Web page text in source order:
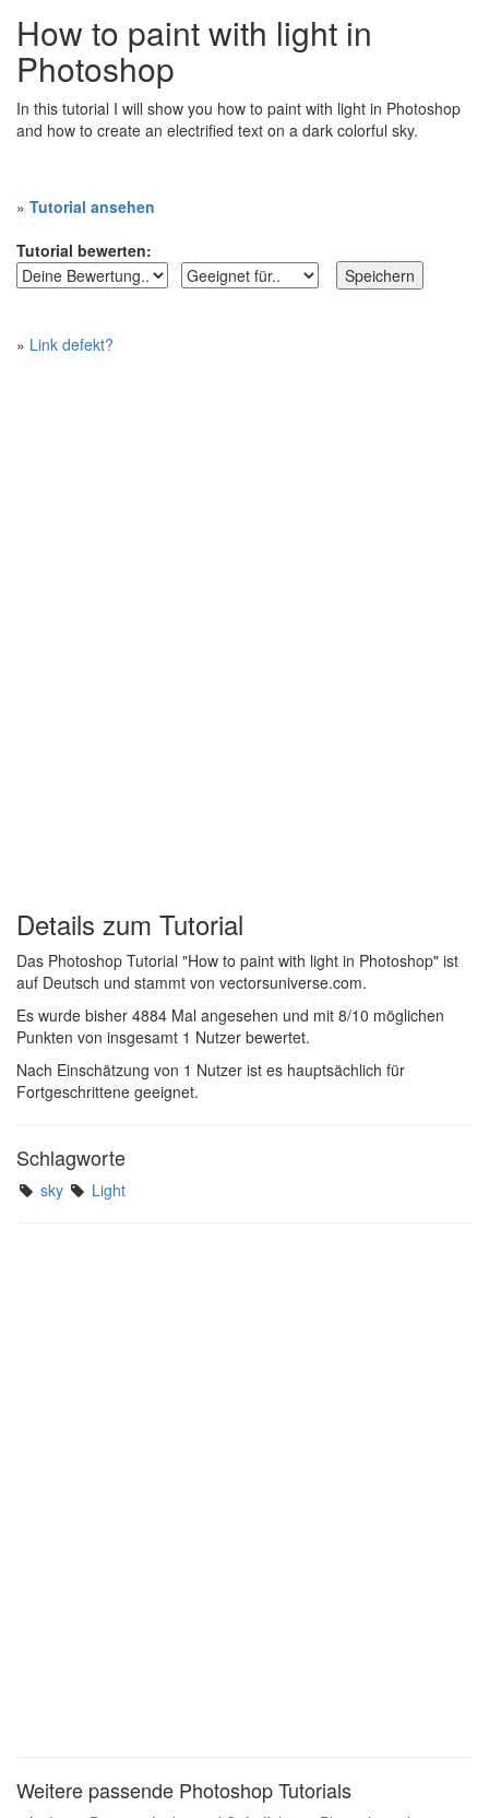
How to paint with light in
Photoshop
In this tutorial I will show you how to paint with light in Photoshop
and how to create an electrified text on a dark colorful sky.
» Tutorial ansehen
Tutorial bewerten:
» Link defekt?
Details zum Tutorial
Das Photoshop Tutorial "How to paint with light in Photoshop" ist
auf Deutsch und stammt von vectorsuniverse.com.
Es wurde bisher 4884 Mal angesehen und mit 8/10 möglichen
Punkten von insgesamt 1 Nutzer bewertet.
Nach Einschätzung von 1 Nutzer ist es hauptsächlich für
Fortgeschrittene geeignet.
Schlagworte
sky Light
Weitere passende Photoshop Tutorials